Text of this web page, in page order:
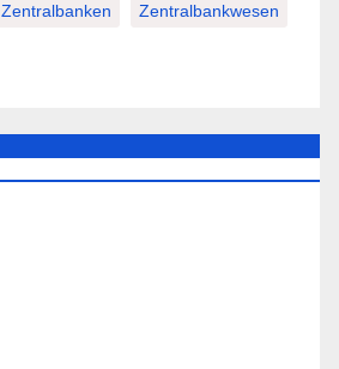
Zentralbanken Zentralbankwesen